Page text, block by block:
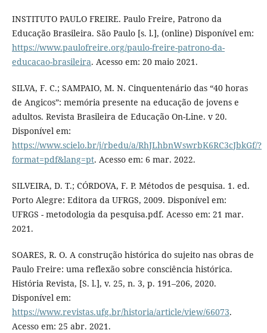
INSTITUTO PAULO FREIRE. Paulo Freire, Patrono da
Educação Brasileira. São Paulo [s. l.], (online) Disponível em:
https://www.paulofreire.org/paulo-freire-patrono-da-
educacao-brasileira. Acesso em: 20 maio 2021.
SILVA, F. C.; SAMPAIO, M. N. Cinquentenário das “40 horas
de Angicos”: memória presente na educação de jovens e
adultos. Revista Brasileira de Educação On-Line. v 20.
Disponível em:
https://www.scielo.br/j/rbedu/a/RhJLhbnWswrbK6RC3cJbkGf/?
format=pdf&lang=pt. Acesso em: 6 mar. 2022.
SILVEIRA, D. T.; CÓRDOVA, F. P. Métodos de pesquisa. 1. ed.
Porto Alegre: Editora da UFRGS, 2009. Disponível em:
UFRGS - metodologia da pesquisa.pdf. Acesso em: 21 mar.
2021.
SOARES, R. O. A construção histórica do sujeito nas obras de
Paulo Freire: uma reflexão sobre consciência histórica.
História Revista, [S. l.], v. 25, n. 3, p. 191–206, 2020.
Disponível em:
https://www.revistas.ufg.br/historia/article/view/66073.
Acesso em: 25 abr. 2021.